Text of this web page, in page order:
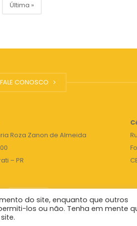
Última »
FALE CONOSCO
Roza Zanon de Almeida
– PR
TOPO
do site, enquanto que outros
los ou não. Tenha em mente